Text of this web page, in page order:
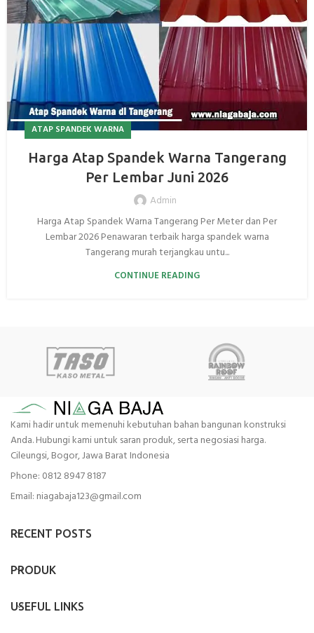
ATAP SPANDEK WARNA
Harga Atap Spandek Warna Tangerang
Per Lembar Juni 2026
Admin
Harga Atap Spandek Warna Tangerang Per Meter dan Per
Lembar 2026 Penawaran terbaik harga spandek warna
Tangerang murah terjangkau untu...
CONTINUE READING
Kami hadir untuk memenuhi kebutuhan bahan bangunan konstruksi
Anda. Hubungi kami untuk saran produk, serta negosiasi harga.
Cileungsi, Bogor, Jawa Barat Indonesia
Phone: 0812 8947 8187
Email: niagabaja123@gmail.com
RECENT POSTS
PRODUK
USEFUL LINKS